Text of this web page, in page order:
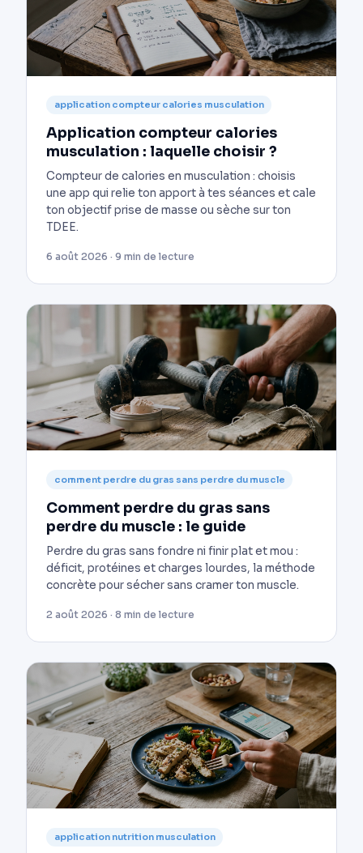
application compteur calories musculation
Application compteur calories
musculation : laquelle choisir ?
Compteur de calories en musculation : choisis
une app qui relie ton apport à tes séances et cale
ton objectif prise de masse ou sèche sur ton
TDEE.
6 août 2026 · 9 min de lecture
comment perdre du gras sans perdre du muscle
Comment perdre du gras sans
perdre du muscle : le guide
Perdre du gras sans fondre ni finir plat et mou :
déficit, protéines et charges lourdes, la méthode
concrète pour sécher sans cramer ton muscle.
2 août 2026 · 8 min de lecture
application nutrition musculation